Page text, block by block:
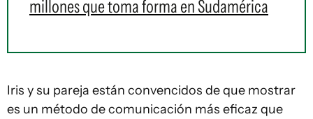
millones que toma forma en Sudamérica
Iris y su pareja están convencidos de que mostrar
es un método de comunicación más eficaz que